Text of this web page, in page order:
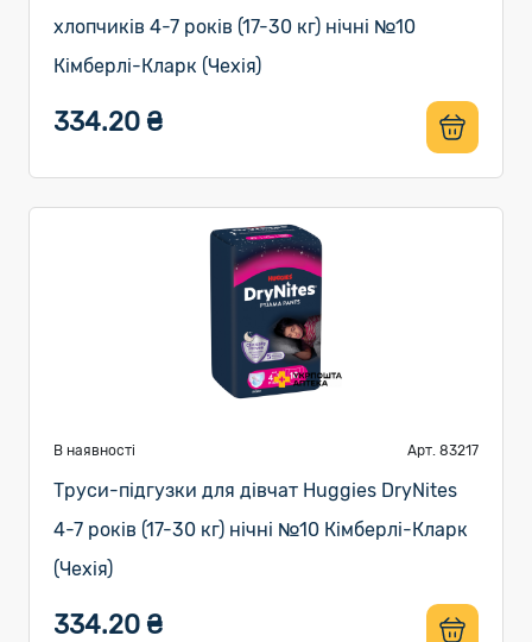
хлопчиків 4-7 років (17-30 кг) нічні №10
Кімберлі-Кларк (Чехія)
334.20 ₴
В наявності Арт. 83217
Труси-підгузки для дівчат Huggies DryNites
4-7 років (17-30 кг) нічні №10 Кімберлі-Кларк
(Чехія)
334.20 ₴